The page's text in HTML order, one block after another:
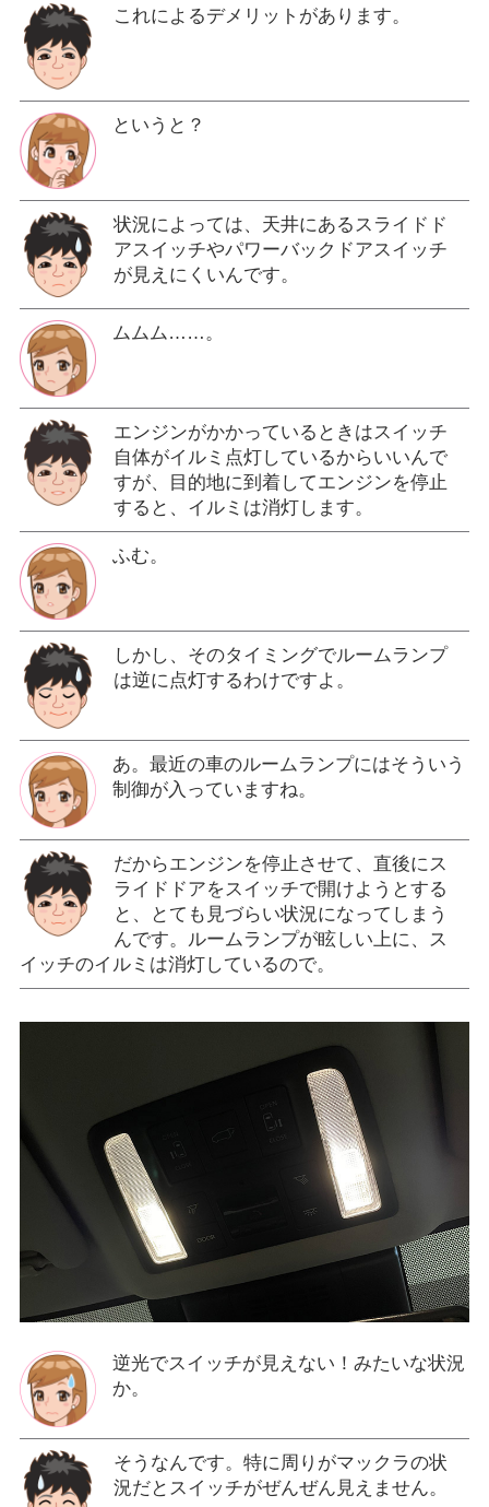
これによるデメリットがあります。
というと？
状況によっては、天井にあるスライドド
アスイッチやパワーバックドアスイッチ
が見えにくいんです。
ムムム……。
エンジンがかかっているときはスイッチ
自体がイルミ点灯しているからいいんで
すが、目的地に到着してエンジンを停止
すると、イルミは消灯します。
ふむ。
しかし、そのタイミングでルームランプ
は逆に点灯するわけですよ。
あ。最近の車のルームランプにはそういう
制御が入っていますね。
だからエンジンを停止させて、直後にス
ライドドアをスイッチで開けようとする
と、とても見づらい状況になってしまう
んです。ルームランプが眩しい上に、ス
イッチのイルミは消灯しているので。
逆光でスイッチが見えない！みたいな状況
か。
そうなんです。特に周りがマックラの状
況だとスイッチがぜんぜん見えません。